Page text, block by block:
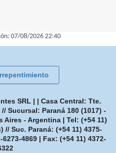
07/08/2026 22:40
SRL | | Casa Central: Tte.
Sucursal: Paraná 180 (1017) -
Aires - Argentina | Tel: (+54 11)
// Suc. Paraná: (+54 11) 4375-
6273-4869| Fax: (+54 11) 4372-